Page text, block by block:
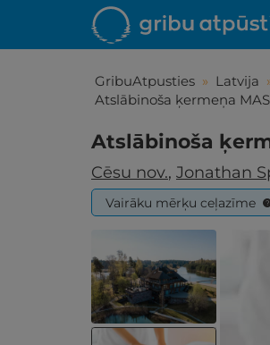
GribuAtpusties » Latvija
Atslābinoša ķermeņa
Atslābinoša
Cēsu nov., Jonathan
Vairāku mērķu ceļazīme ?